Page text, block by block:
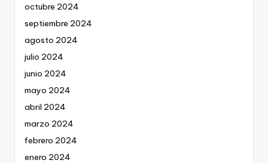
octubre 2024
septiembre 2024
agosto 2024
julio 2024
junio 2024
mayo 2024
abril 2024
marzo 2024
febrero 2024
enero 2024